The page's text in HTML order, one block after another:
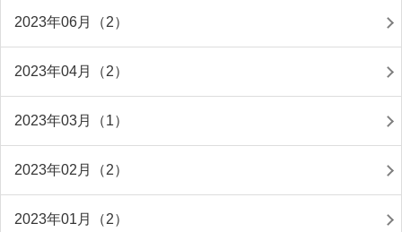
2023年06月（2）
2023年04月（2）
2023年03月（1）
2023年02月（2）
2023年01月（2）